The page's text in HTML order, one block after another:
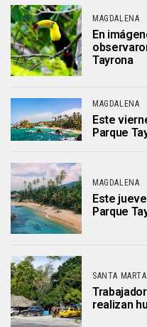
MAGDALENA
En
Tayrona
MAGDALENA
Este
Parque
MAGDALENA
Este
Parque
SANTA MARTA
realizan